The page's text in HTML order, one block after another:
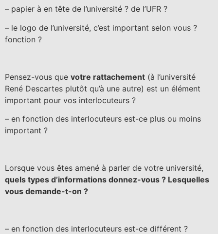
– papier à en tête de l’université ? de l’UFR ?
– le logo de l’université, c’est important selon vous ?
fonction ?
Pensez-vous que votre rattachement (à l’université
René Descartes plutôt qu’à une autre) est un élément
important pour vos interlocuteurs ?
– en fonction des interlocuteurs est-ce plus ou moins
important ?
Lorsque vous êtes amené à parler de votre université,
quels types d’informations donnez-vous ? Lesquelles
vous demande-t-on ?
– en fonction des interlocuteurs est-ce différent ?